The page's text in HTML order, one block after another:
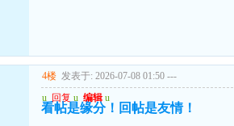
4楼 发表于: 2026-07-08 01:50 ---
u 回复 u 编辑 u
看帖是缘分！回帖是友情！